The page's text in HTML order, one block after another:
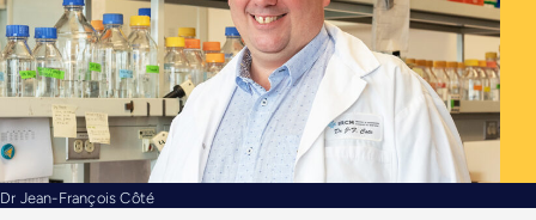
Dr Jean-François Côté